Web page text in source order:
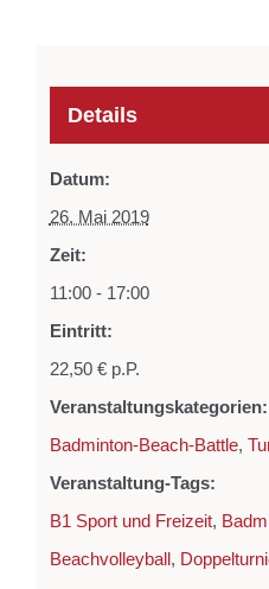
Details
Datum:
26. Mai 2019
Zeit:
11:00 - 17:00
Eintritt:
22,50 € p.P.
Veranstaltungskategorien:
Badminton-Beach-Battle,
Veranstaltung-Tags:
B1 Sport und Freizeit,
Beachvolleyball ,